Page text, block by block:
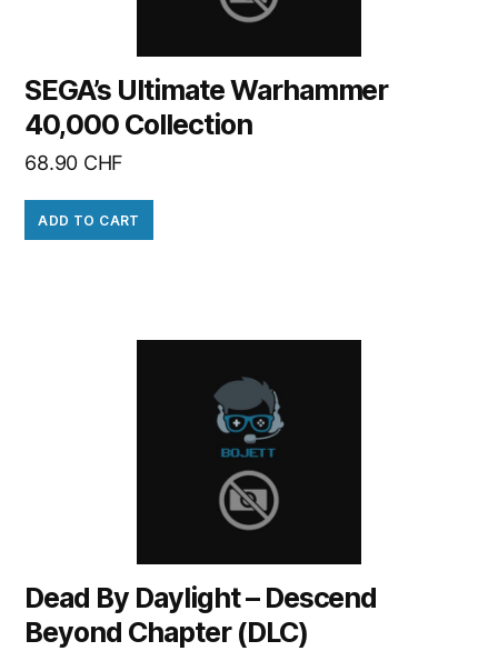
SEGA’s Ultimate Warhammer
40,000 Collection
68.90 CHF
ADD TO CART
Dead By Daylight – Descend
Beyond Chapter (DLC)